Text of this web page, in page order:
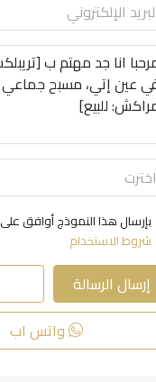
اخترت
بإرسال هذا النموذج أوافق على
شروط الاستخدام
إرسال الرسالة
واتس اب